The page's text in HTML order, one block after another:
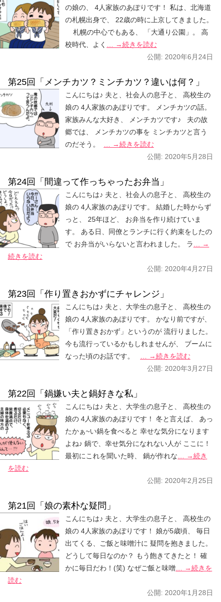
の娘の、 4人家族のあぽりです！ 私は、北海道
の札幌出身で、 22歳の時に上京してきました。
札幌の中心でもある、 「大通り公園」。 高
校時代、よく
… →続きを読む
公開: 2020年6月24日
第25回「メンチカツ？ミンチカツ？違いは何？」
こんにちは♪ 夫と、社会人の息子と、 高校生の
娘の 4人家族のあぽりです。 メンチカツの話。
家族みんな大好き、 メンチカツです♪ 夫の故
郷では、 メンチカツの事を ミンチカツと言う
のだそう。
… →続きを読む
公開: 2020年5月28日
第24回「間違って作っちゃったお弁当」
こんにちは♪ 夫と、社会人の息子と、 高校生の
娘の 4人家族のあぽりです。 結婚した時からず
っと、 25年ほど、 お弁当を作り続けていま
す。 ある日、同僚とランチに行く約束をしたの
で お弁当がいらないと言われました。 ラ
… →
続きを読む
公開: 2020年4月27日
第23回「作り置きおかずにチャレンジ」
こんにちは♪ 夫と、大学生の息子と、 高校生の
娘の 4人家族のあぽりです。 かなり前ですが、
「作り置きおかず」というのが 流行りました。
今も流行っているかもしれませんが、 ブームに
なった頃のお話です。
… →続きを読む
公開: 2020年3月27日
第22回「鍋嫌い夫と鍋好きな私」
こんにちは♪ 夫と、大学生の息子と、 高校生の
娘の 4人家族のあぽりです！ 冬と言えば、 あっ
たかぁ~い鍋を食べると 幸せな気分になります
よね♪ 鍋で、幸せ気分になれない人が ここに！
最初にこれを聞いた時、 鍋が作れな … →続き
を読む
公開: 2020年2月25日
第21回「娘の素朴な疑問」
こんにちは♪ 夫と、大学生の息子と、 高校生の
娘の 4人家族のあぽりです！ 娘が5歳頃、 毎日
出てくる、ご飯と味噌汁に 疑問を抱きました。
どうして毎日なのか？ もう飽きてきたと！ 確
かに毎日だわ！(笑) なぜご飯と味噌 … →続きを
読む
公開: 2020年1月28日